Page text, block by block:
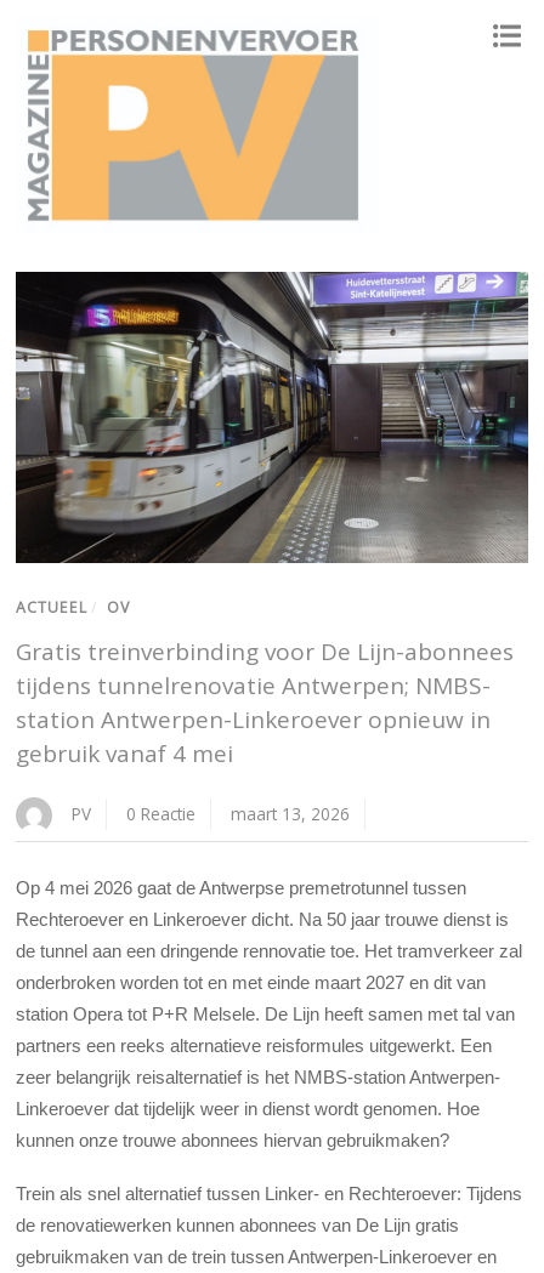
ACTUEEL / OV
Gratis treinverbinding voor De Lijn-abonnees
tijdens tunnelrenovatie Antwerpen; NMBS-
station Antwerpen-Linkeroever opnieuw in
gebruik vanaf 4 mei
PV 0 Reactie maart 13, 2026
Op 4 mei 2026 gaat de Antwerpse premetrotunnel tussen
Rechteroever en Linkeroever dicht. Na 50 jaar trouwe dienst is
de tunnel aan een dringende rennovatie toe. Het tramverkeer zal
onderbroken worden tot en met einde maart 2027 en dit van
station Opera tot P+R Melsele. De Lijn heeft samen met tal van
partners een reeks alternatieve reisformules uitgewerkt. Een
zeer belangrijk reisalternatief is het NMBS-station Antwerpen-
Linkeroever dat tijdelijk weer in dienst wordt genomen. Hoe
kunnen onze trouwe abonnees hiervan gebruikmaken?
Trein als snel alternatief tussen Linker- en Rechteroever: Tijdens
de renovatiewerken kunnen abonnees van De Lijn gratis
gebruikmaken van de trein tussen Antwerpen-Linkeroever en